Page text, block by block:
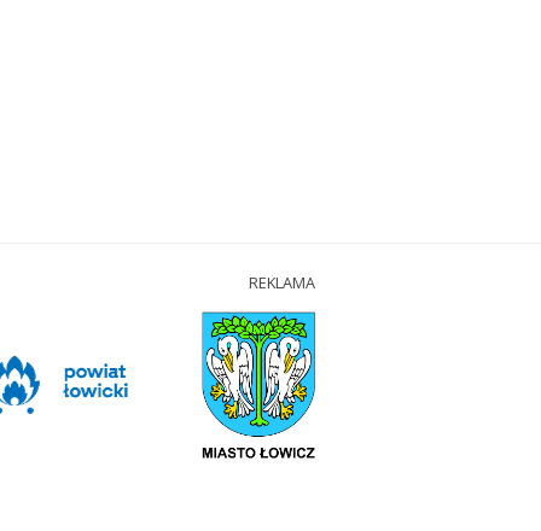
REKLAMA